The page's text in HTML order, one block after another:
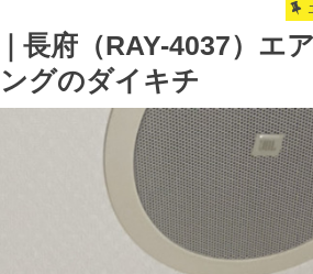
長府（RAY-4037）エ
グのダイキチ